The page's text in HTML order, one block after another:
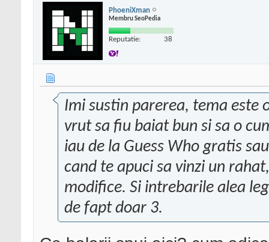
PhoeniXman
Membru SeoPedia
Reputatie: 38
Imi sustin parerea, tema este
vrut sa fiu baiat bun si sa o
iau de la Guess Who gratis
cand te apuci sa vinzi un
modifice. Si intrebarile alea
de fapt doar 3.